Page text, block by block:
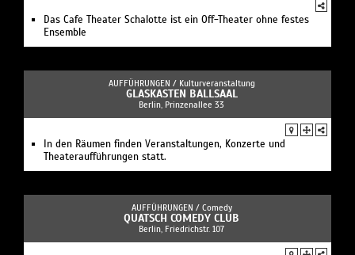
Das Cafe Theater Schalotte ist ein Off-Theater ohne festes
Ensemble
AUFFÜHRUNGEN / Kulturveranstaltung
GLASKASTEN BALLSAAL
Berlin, Prinzenallee 33
In den Räumen finden Veranstaltungen, Konzerte und
Theateraufführungen statt.
AUFFÜHRUNGEN / Comedy
QUATSCH COMEDY CLUB
Berlin, Friedrichstr. 107